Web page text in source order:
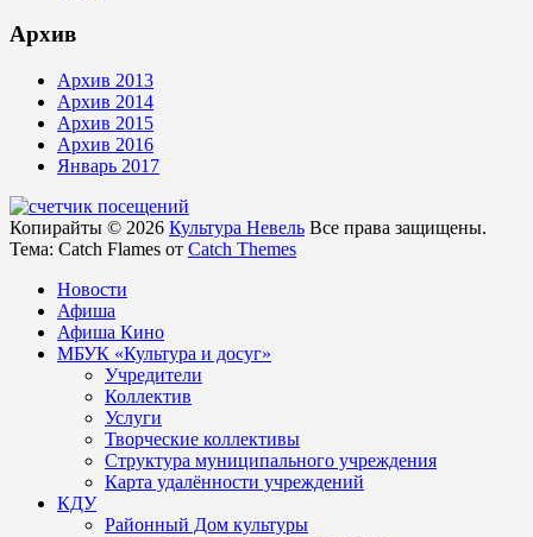
Архив
Архив 2013
Архив 2014
Архив 2015
Архив 2016
Январь 2017
Копирайты © 2026 Культура Невель Все права защищены.
Тема: Catch Flames от Catch Themes
Новости
Афиша
Афиша Кино
МБУК «Культура и досуг»
Учредители
Коллектив
Услуги
Творческие коллективы
Структура муниципального учреждения
Карта удалённости учреждений
КДУ
Районный Дом культуры